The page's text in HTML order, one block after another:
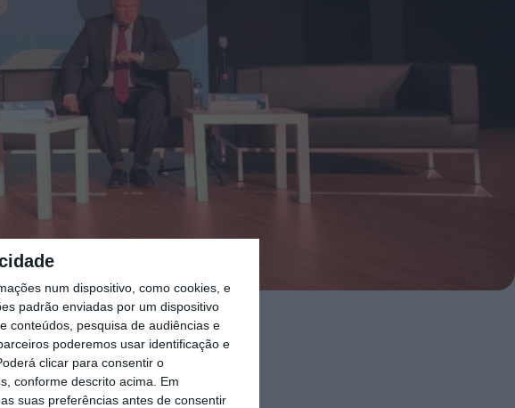
num dispositivo, como cookies, e
padrão enviadas por um dispositivo
conteúdos, pesquisa de audiências e
poderemos usar identificação e
clicar para consentir o
conforme descrito acima. Em
suas preferências antes de consentir
da Agricultura,
oficial do XI